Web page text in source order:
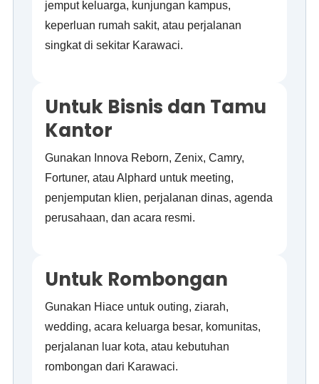
jemput keluarga, kunjungan kampus,
keperluan rumah sakit, atau perjalanan
singkat di sekitar Karawaci.
Untuk Bisnis dan Tamu
Kantor
Gunakan Innova Reborn, Zenix, Camry,
Fortuner, atau Alphard untuk meeting,
penjemputan klien, perjalanan dinas, agenda
perusahaan, dan acara resmi.
Untuk Rombongan
Gunakan Hiace untuk outing, ziarah,
wedding, acara keluarga besar, komunitas,
perjalanan luar kota, atau kebutuhan
rombongan dari Karawaci.